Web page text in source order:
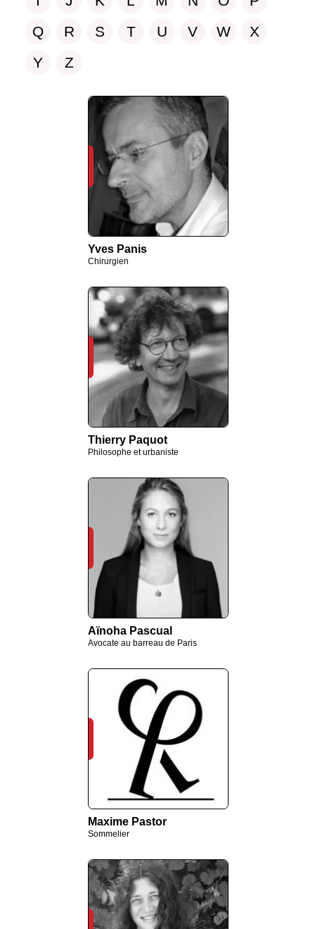
Q
R S T U V W
X
Y
Z
Yves Panis
Chirurgien
Thierry Paquot
Philosophe et urbaniste
Aïnoha Pascual
Avocate au barreau de Paris
Maxime Pastor
Sommelier